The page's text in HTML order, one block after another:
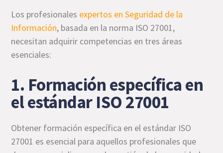
Los profesionales expertos en Seguridad de la
Información, basada en la norma ISO 27001,
necesitan adquirir competencias en tres áreas
esenciales:
1. Formación específica en
el estándar ISO 27001
Obtener formación específica en el estándar ISO
27001 es esencial para aquellos profesionales que